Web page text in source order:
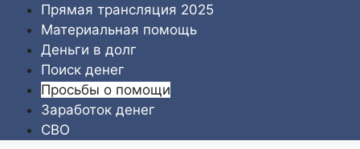
Перейти
содержимому
Прямая трансляция 2025
Материальная помощь
Деньги в долг
Поиск денег
Просьбы о помощи
Заработок денег
СВО